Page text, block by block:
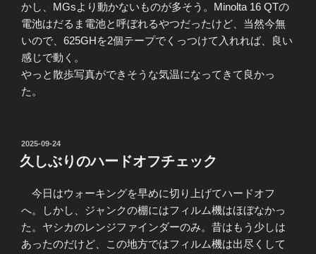
かし、MGsより動かないものが多そう。Minolta 16 QTの
電池はだるま電池と呼ぼれるやつだったけど、当然今無
いので、625GHを2個テープでくっつけて入れれば、良い
感じで動く。
やっと散歩写真ができそうな気温になってきて良かっ
た。
投
稿
日:
2025-09-24
久しぶりのハードオフチェック
今日はウォーキングを早めに切り上げてハードオフ
へ。しかし、ジャンクの棚にはフィルム機はほぼなかっ
た。ヤシカのレンジファインダーのみ。昔はもう少しは
あったのだけど、この地方ではフィルム機は出尽くして